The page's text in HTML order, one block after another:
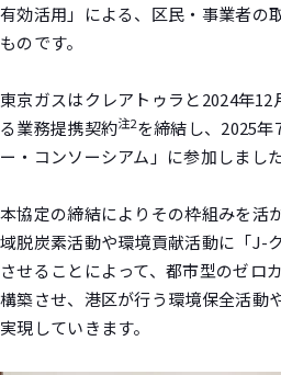
有効活用」による、区民・事業者の
ものです。
東京ガスはクレアトゥラと2024年
る業務提携契約注2を締結し、2025年
ー・コンソーシアム」に参加しました
本協定の締結によりその枠組みを活
域脱炭素活動や環境貢献活動に「J-
させることによって、都市型のゼロ
構築させ、港区が行う環境保全活動
実現していきます。